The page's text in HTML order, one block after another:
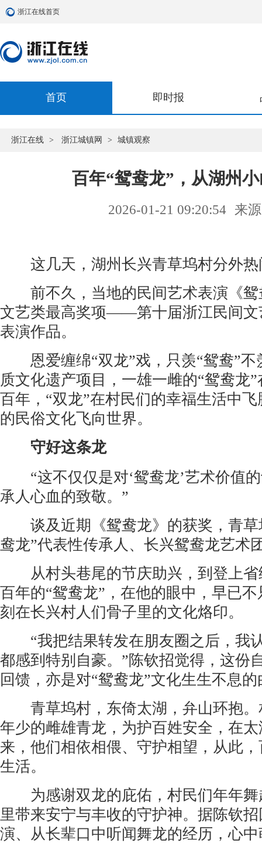
浙江在线首页
首页 即时报
浙江在线 > 浙江城镇网 > 城镇观察
百年“鸳鸯龙”，从湖州
2026-01-21 09:20:54 来
这几天，湖州长兴青草坞村分外热
前不久，当地的民间艺术表演《鸳
文艺类最高奖项——第十届浙江民间文
表演作品。
恩爱缠绵“双龙”戏，只羡“鸳鸯”不
质文化遗产项目，一雄一雌的“鸳鸯龙
百年，“双龙”在村民们的幸福生活中
的民俗文化飞向世界。
守好这条龙
“这不仅仅是对‘鸳鸯龙’艺术价值
承人心血的致敬。”
谈及近期《鸳鸯龙》的获奖，青草
鸯龙”代表性传承人、长兴鸳鸯龙艺术
从村头巷尾的节庆助兴，到登上省
百年的“鸳鸯龙”，在他的眼中，早已
刻在长兴村人们骨子里的文化烙印。
“我把结果转发在朋友圈之后，我
都感到特别自豪。”陈钦招觉得，这份
回馈，亦是对“鸳鸯龙”文化生生不息
青草坞村，东倚太湖，弁山环抱。
年少的雌雄青龙，为护百姓安全，在
来，他们相依相偎、守护相望，从此
生活。
为感谢双龙的庇佑，村民们年年舞
里带来安宁与丰收的守护神。据陈钦
演、从长辈口中听闻舞龙的经历，心